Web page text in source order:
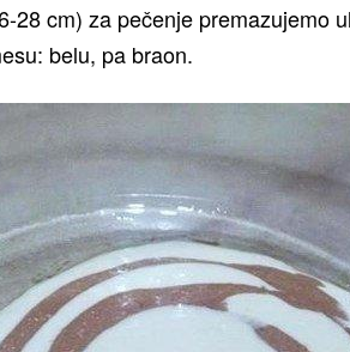
28 cm) za pečenje premazujemo
belu, pa braon.